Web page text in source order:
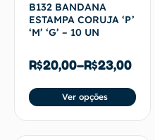
B132 BANDANA
ESTAMPA CORUJA ‘P’
‘M’ ‘G’ – 10 UN
R$20,00–R$23,00
Ver opções